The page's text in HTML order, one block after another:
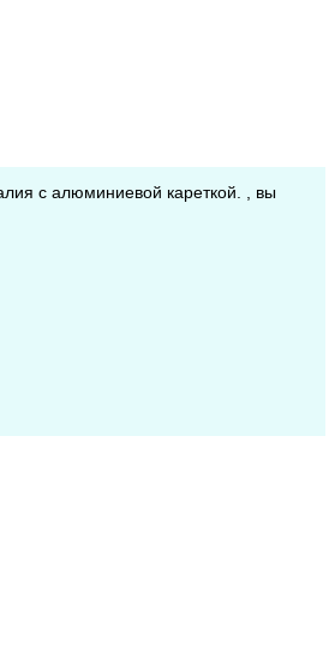
с алюминиевой кареткой. , вы